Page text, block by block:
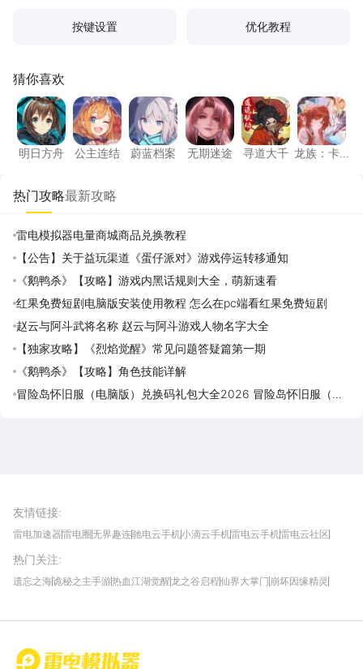
按键设置 优化教程
猜你喜欢
明日方舟
明日方舟
公主连结
公主连结
蔚蓝档案
蔚蓝档案
无期迷途
无期迷途
寻道大千
寻道大千
龙族
龙族：卡
热门攻略最新攻略
雷电模拟器电量商城商品兑换教程
【公告】关于益玩渠道《蛋仔派对》游戏停运转移通知
《鹅鸭杀》【攻略】游戏内黑话规则大全，萌新速看
红果免费短剧电脑版安装使用教程 怎么在pc端看红果免费短剧
赵云与阿斗武将名称 赵云与阿斗游戏人物名字大全
【独家攻略】《烈焰觉醒》常见问题答疑篇第一期
《鹅鸭杀》【攻略】角色技能详解
冒险岛怀旧服（电脑版）兑换码礼包大全2026 冒险岛怀旧服（电
友情链接:
雷电加速器雷电圈无界趣连驰电云手机小滴云手机雷电云手机雷电云社区
我爱vr网华军软件园
热门关注:
遗忘之海诡秘之主手游热血江湖觉醒龙之谷启程仙界大掌门 崩坏因缘精灵
首页